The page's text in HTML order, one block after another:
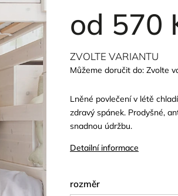
od 570
Lněné povlečení v létě
zdravý spánek. Prodyšné,
snadnou údržbu.
Detailní informace
rozměr
ZVOLTE VARIANTU
Můžeme doručit do: Zvolte